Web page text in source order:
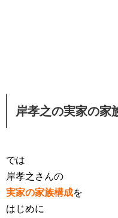
岸孝之の実家の家
では
岸孝之さんの
実家の家族構成を
はじめに